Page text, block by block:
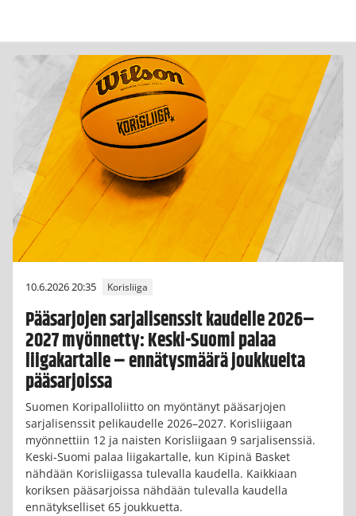
10.6.2026 20:35 Korisliiga
Pääsarjojen sarjalisenssit kaudelle 2026–
2027 myönnetty: Keski-Suomi palaa
liigakartalle – ennätysmäärä joukkueita
pääsarjoissa
Suomen Koripalloliitto on myöntänyt pääsarjojen
sarjalisenssit pelikaudelle 2026–2027. Korisliigaan
myönnettiin 12 ja naisten Korisliigaan 9 sarjalisenssiä.
Keski-Suomi palaa liigakartalle, kun Kipinä Basket
nähdään Korisliigassa tulevalla kaudella. Kaikkiaan
koriksen pääsarjoissa nähdään tulevalla kaudella
ennätykselliset 65 joukkuetta.